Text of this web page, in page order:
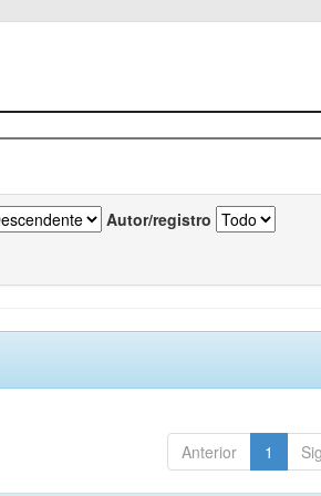
Autor/registro
Anterior 1